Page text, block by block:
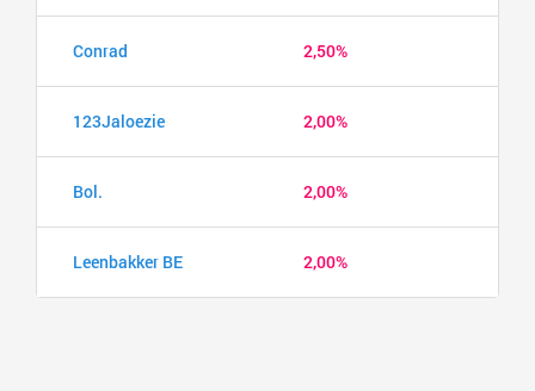
Conrad 2,50%
123Jaloezie 2,00%
Bol. 2,00%
Leenbakker BE 2,00%